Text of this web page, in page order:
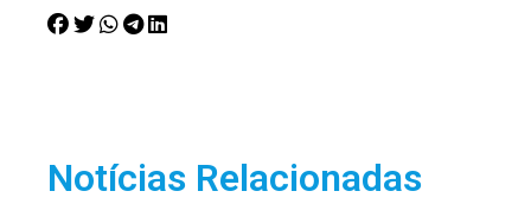
Notícias Relacionadas